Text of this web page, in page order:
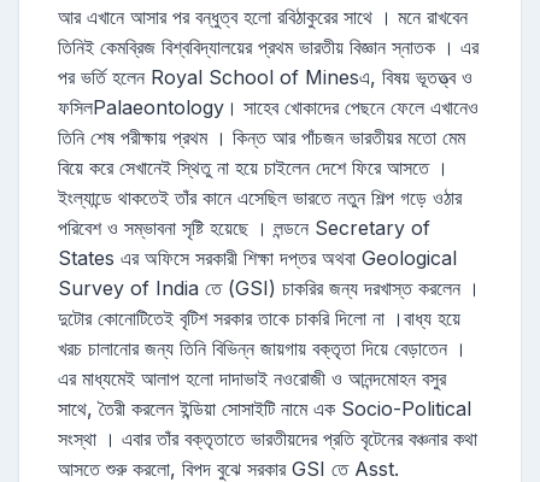
আর এখানে আসার পর বন্ধুত্ব হলো রবিঠাকুরের সাথে । মনে রাখবেন
তিনিই কেমব্রিজ বিশ্ববিদ্যালয়ের প্রথম ভারতীয় বিজ্ঞান স্নাতক । এর
পর ভর্তি হলেন Royal School of Minesএ, বিষয় ভূতত্ত্ব ও
ফসিলPalaeontology। সাহেব খোকাদের পেছনে ফেলে এখানেও
তিনি শেষ পরীক্ষায় প্রথম । কিন্ত আর পাঁচজন ভারতীয়র মতো মেম
বিয়ে করে সেখানেই স্থিতু না হয়ে চাইলেন দেশে ফিরে আসতে ।
ইংল্যান্ডে থাকতেই তাঁর কানে এসেছিল ভারতে নতুন শিল্প গড়ে ওঠার
পরিবেশ ও সম্ভাবনা সৃষ্টি হয়েছে । লন্ডনে Secretary of
States এর অফিসে সরকারী শিক্ষা দপ্তর অথবা Geological
Survey of India তে (GSI) চাকরির জন্য দরখাস্ত করলেন ।
দুটোর কোনোটিতেই বৃটিশ সরকার তাকে চাকরি দিলো না ।বাধ্য হয়ে
খরচ চালানোর জন্য তিনি বিভিন্ন জায়গায় বক্তৃতা দিয়ে বেড়াতেন ।
এর মাধ্যমেই আলাপ হলো দাদাভাই নওরোজী ও আনন্দমোহন বসুর
সাথে, তৈরী করলেন ইন্ডিয়া সোসাইটি নামে এক Socio-Political
সংস্থা । এবার তাঁর বক্তৃতাতে ভারতীয়দের প্রতি বৃটেনের বঞ্চনার কথা
আসতে শুরু করলো, বিপদ বুঝে সরকার GSI তে Asst.